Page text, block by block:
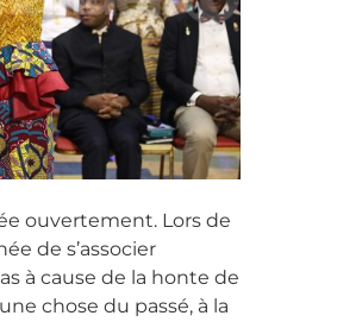
ouvertement. Lors de
de s’associer
à cause de la honte de
chose du passé, à la